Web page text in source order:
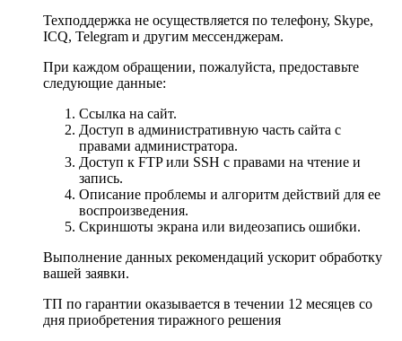
Техподдержка не осуществляется по телефону, Skype,
ICQ, Telegram и другим мессенджерам.
При каждом обращении, пожалуйста, предоставьте
следующие данные:
Ссылка на сайт.
Доступ в административную часть сайта с
правами администратора.
Доступ к FTP или SSH с правами на чтение и
запись.
Описание проблемы и алгоритм действий для ее
воспроизведения.
Скриншоты экрана или видеозапись ошибки.
Выполнение данных рекомендаций ускорит обработку
вашей заявки.
ТП по гарантии оказывается в течении 12 месяцев со
дня приобретения тиражного решения